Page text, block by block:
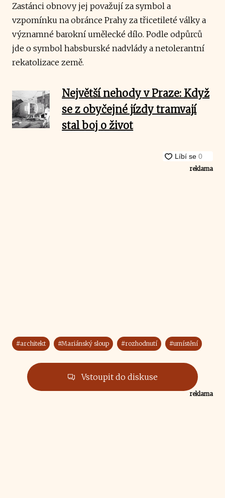
Zastánci obnovy jej považují za symbol a
vzpomínku na obránce Prahy za třicetileté války a
významné barokní umělecké dílo. Podle odpůrců
jde o symbol habsburské nadvlády a netolerantní
rekatolizace země.
Největší nehody v Praze: Když
se z obyčejné jízdy tramvají
stal boj o život
reklama
#architekt #Mariánský sloup #rozhodnutí #umístění
Vstoupit do diskuse
reklama